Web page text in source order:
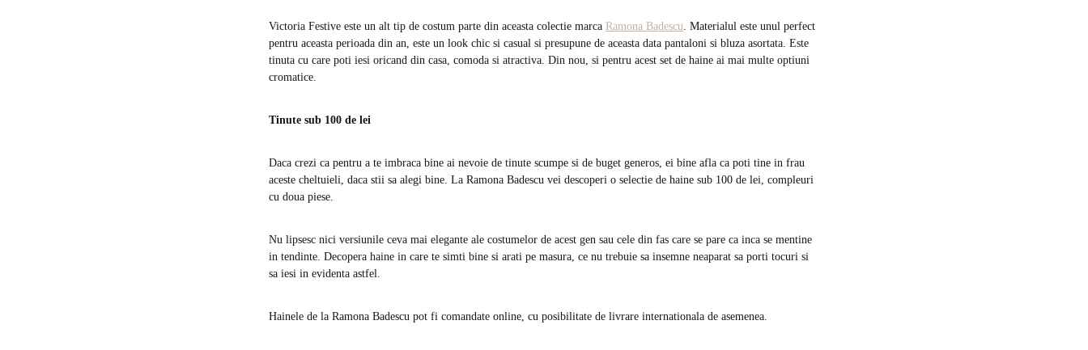
Victoria Festive este un alt tip de costum parte din aceasta colectie marca Ramona Badescu. Materialul este unul perfect
pentru aceasta perioada din an, este un look chic si casual si presupune de aceasta data pantaloni si bluza asortata. Este
tinuta cu care poti iesi oricand din casa, comoda si atractiva. Din nou, si pentru acest set de haine ai mai multe optiuni
cromatice.
Tinute sub 100 de lei
Daca crezi ca pentru a te imbraca bine ai nevoie de tinute scumpe si de buget generos, ei bine afla ca poti tine in frau
aceste cheltuieli, daca stii sa alegi bine. La Ramona Badescu vei descoperi o selectie de haine sub 100 de lei, compleuri
cu doua piese.
Nu lipsesc nici versiunile ceva mai elegante ale costumelor de acest gen sau cele din fas care se pare ca inca se mentine
in tendinte. Decopera haine in care te simti bine si arati pe masura, ce nu trebuie sa insemne neaparat sa porti tocuri si
sa iesi in evidenta astfel.
Hainele de la Ramona Badescu pot fi comandate online, cu posibilitate de livrare internationala de asemenea.